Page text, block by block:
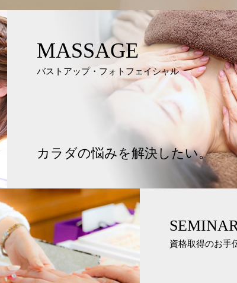
MASSAGE
バストアップ・フォトフェイシャル
カラダの悩みを解決したい。
資格取得のお手